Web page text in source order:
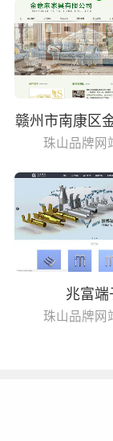
赣州市南康区
有限公
珠山品牌网
兆富端
珠山品牌网